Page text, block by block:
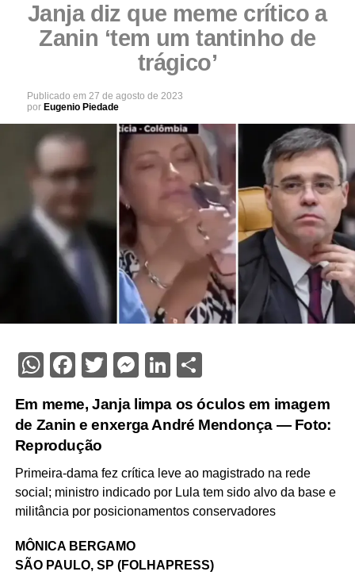
Janja diz que meme crítico a
Zanin ‘tem um tantinho de
trágico’
Publicado em 27 de agosto de 2023
por Eugenio Piedade
WhatsApp
Facebook
Twitter
Messenger
LinkedIn
Share
Em meme, Janja limpa os óculos em imagem
de Zanin e enxerga André Mendonça — Foto:
Reprodução
Primeira-dama fez crítica leve ao magistrado na rede
social; ministro indicado por Lula tem sido alvo da base e
militância por posicionamentos conservadores
MÔNICA BERGAMO
SÃO PAULO, SP (FOLHAPRESS)